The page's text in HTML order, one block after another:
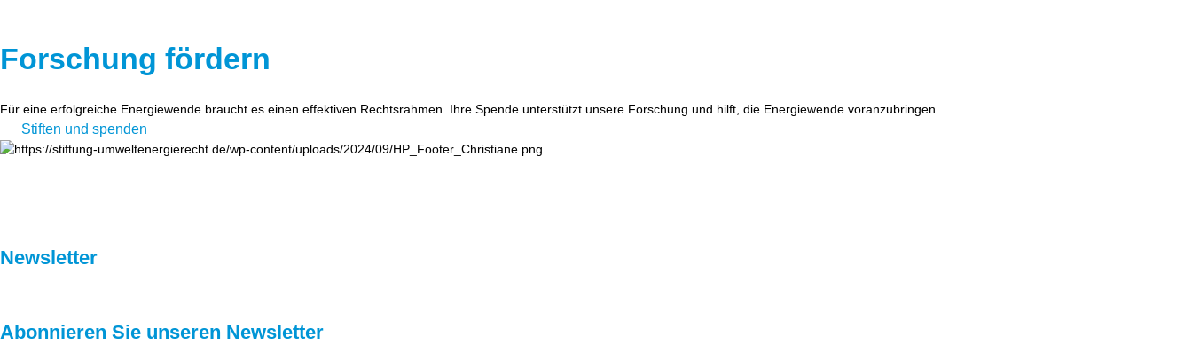
Forschung fördern
Für eine erfolgreiche Energiewende braucht es einen effektiven Rechtsrahmen. Ihre Spende unterstützt unsere Forschung und hilft, die Energiewende voranzubringen.
Stiften und spenden
Newsletter
Abonnieren Sie unseren Newsletter